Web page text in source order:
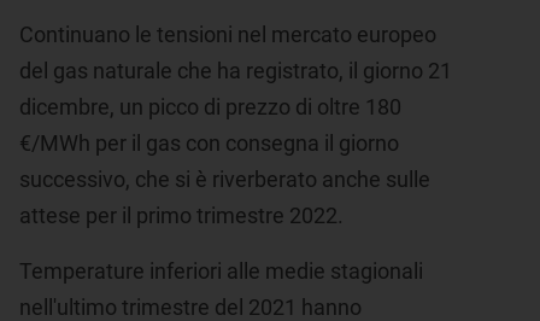
Continuano le tensioni nel mercato europeo
del gas naturale che ha registrato, il giorno 21
dicembre, un picco di prezzo di oltre 180
€/MWh per il gas con consegna il giorno
successivo, che si è riverberato anche sulle
attese per il primo trimestre 2022.
Temperature inferiori alle medie stagionali
nell'ultimo trimestre del 2021 hanno